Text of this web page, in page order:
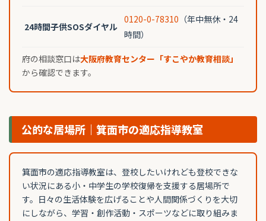
24時間子供SOSダイヤル
0120-0-78310 （年中無休・24
時間）
府の相談窓口は大阪府教育センター「すこやか教育相談」
から確認できます。
公的な居場所｜箕面市の適応指導教室
箕面市の適応指導教室は、登校したいけれども登校できな
い状況にある小・中学生の学校復帰を支援する居場所で
す。日々の生活体験を広げることや人間関係づくりを大切
にしながら、学習・創作活動・スポーツなどに取り組みま